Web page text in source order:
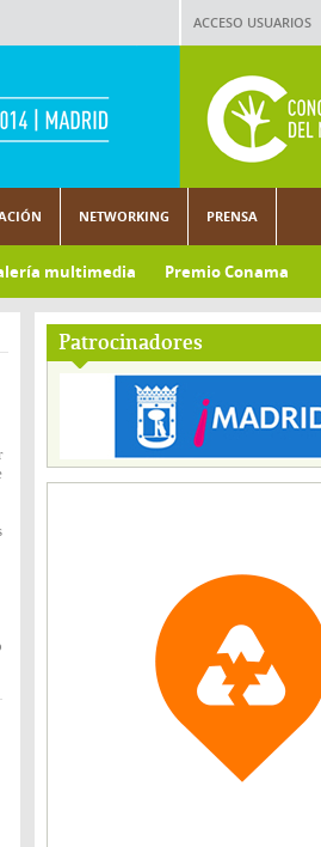
ACCESO USUARIOS
NETWORKING PRENSA
multimedia Premio Conama
Patrocinadores